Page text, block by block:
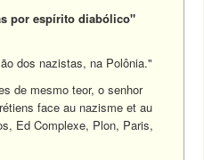
por espírito diabólico"
dos nazistas, na Polônia."
de mesmo teor, o senhor
face au nazisme et au
Ed Complexe, Plon, Paris,